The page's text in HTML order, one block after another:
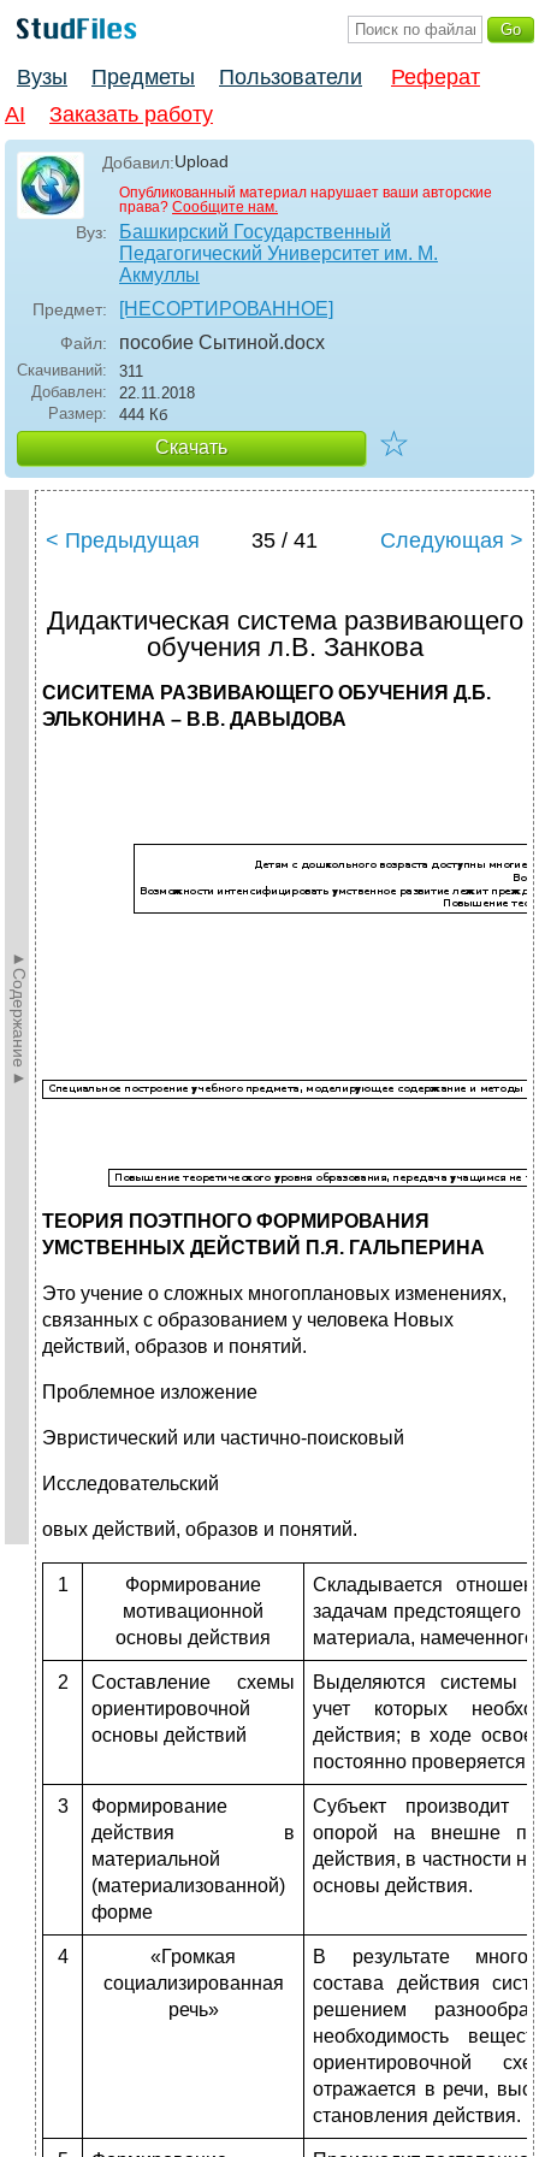
Вузы Предметы Пользователи
Реферат
AI
Заказать работу
Добавил:Upload
Опубликованный материал нарушает ваши авторские
права? Сообщите нам.
Вуз:
Башкирский Государственный
Педагогический Университет им. М.
Акмуллы
Предмет: [НЕСОРТИРОВАННОЕ]
Файл: пособие Сытиной.docx
Скачиваний:
311
Добавлен:
22.11.2018
Размер:
444 Кб
Скачать ☆
►Содержание►
< Предыдущая 35 / 41 Следующая >
Дидактическая система развивающего
обучения л.В. Занкова
СИСИТЕМА РАЗВИВАЮЩЕГО ОБУЧЕНИЯ Д.Б.
ЭЛЬКОНИНА – В.В. ДАВЫДОВА
ТЕОРИЯ ПОЭТПНОГО ФОРМИРОВАНИЯ
УМСТВЕННЫХ ДЕЙСТВИЙ П.Я. ГАЛЬПЕРИНА
Это учение о сложных многоплановых изменениях,
связанных с образованием у человека Новых
действий, образов и понятий.
Проблемное изложение
Эвристический или частично-поисковый
Исследовательский
овых действий, образов и понятий.
1
Формирование
мотивационной
основы действия
Складывается
задачам предстоящего
материала,
2
Составление схемы
ориентировочной
основы действий
Выделяются системы
учет которых
действия; в ходе
постоянно проверяется
3
Формирование
действия в
материальной
(материализованной)
форме
Субъект производит
опорой на внешне
действия, в частности
основы действия.
4
«Громкая
социализированная
речь»
В результате
состава действия
решением
необходимость
ориентировочной
отражается в речи,
становления действия.